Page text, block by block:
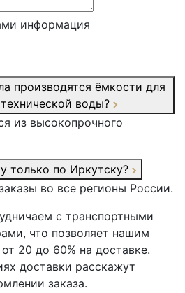
информация
производятся ёмкости для
воды?
из высокопрочного
только по Иркутску?
во все регионы России.
с транспортными
что позволяет нашим
20 до 60% на доставке.
доставки расскажут
заказа.